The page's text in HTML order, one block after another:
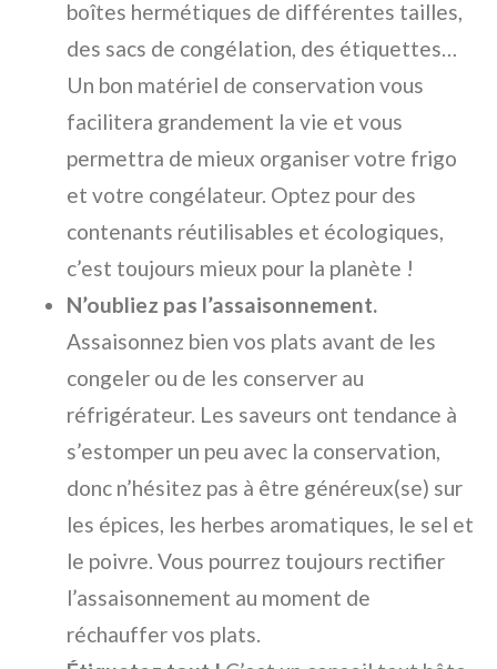
boîtes hermétiques de différentes tailles,
des sacs de congélation, des étiquettes…
Un bon matériel de conservation vous
facilitera grandement la vie et vous
permettra de mieux organiser votre frigo
et votre congélateur. Optez pour des
contenants réutilisables et écologiques,
c’est toujours mieux pour la planète !
N’oubliez pas l’assaisonnement.
Assaisonnez bien vos plats avant de les
congeler ou de les conserver au
réfrigérateur. Les saveurs ont tendance à
s’estomper un peu avec la conservation,
donc n’hésitez pas à être généreux(se) sur
les épices, les herbes aromatiques, le sel et
le poivre. Vous pourrez toujours rectifier
l’assaisonnement au moment de
réchauffer vos plats.